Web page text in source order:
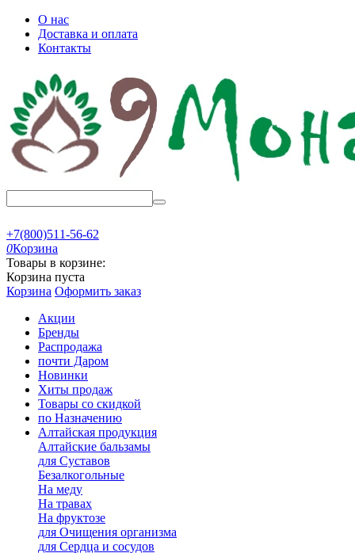
О нас
Доставка и оплата
Контакты
+7(800)511-56-62
0Корзина
Товары в корзине:
Корзина пуста
Корзина Оформить заказ
Акции
Бренды
Распродажа
почти Даром
Новинки
Хиты продаж
Товары со скидкой
по Назначению
Алтайская продукция
Алтайские бальзамы
для Суставов
Безалкогольные
На меду
На травах
На фруктозе
для Очищения организма
для Сердца и сосудов